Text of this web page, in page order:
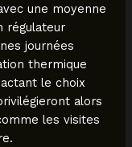
une moyenne
régulateur
journées
thermique
le choix
alors
les visites